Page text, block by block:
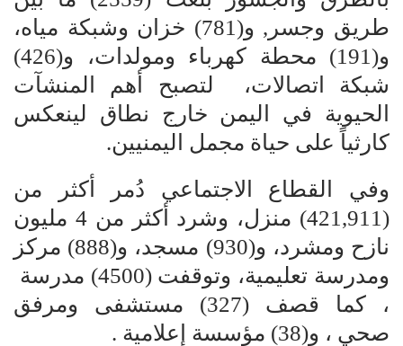
طريق وجسر, و(781) خزان وشبكة مياه،
و(191) محطة كهرباء ومولدات، و(426)
شبكة اتصالات، لتصبح أهم المنشآت
الحيوية في اليمن خارج نطاق لينعكس
كارثياً على حياة مجمل اليمنيين.
وفي القطاع الاجتماعي دُمر أكثر من
(421,911) منزل، وشرد أكثر من 4 مليون
نازح ومشرد، و(930) مسجد، و(888) مركز
ومدرسة تعليمية، وتوقفت (4500) مدرسة
، كما قصف (327) مستشفى ومرفق
صحي ، و(38) مؤسسة إعلامية .